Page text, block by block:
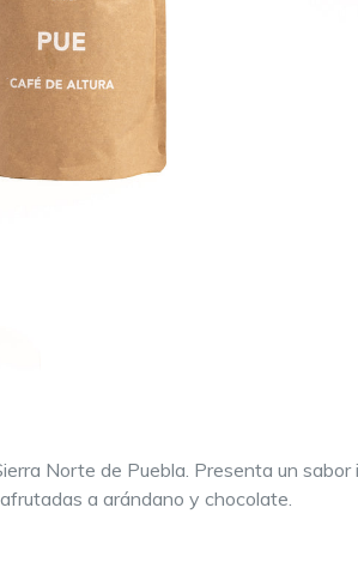
Norte de Puebla. Presenta un sabor
a arándano y chocolate.